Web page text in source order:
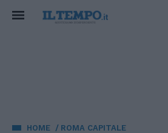
HOME ROMA CAPITALE